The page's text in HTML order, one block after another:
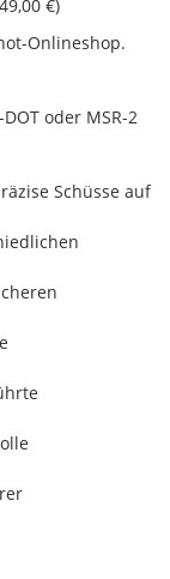
€)
Onlineshop.
oder MSR-2
Schüsse auf